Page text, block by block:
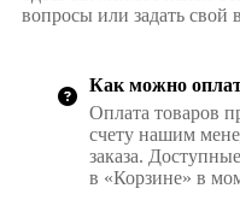
вопросы или задать свой
Как можно
Оплата товаров
счету нашим
заказа.
в «Корзине» в